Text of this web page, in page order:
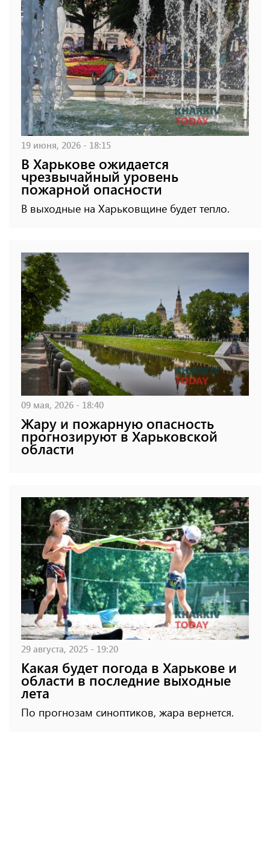
19 июня, 2026 - 18:15
В Харькове ожидается
чрезвычайный уровень
пожарной опасности
В выходные на Харьковщине будет тепло.
09 мая, 2026 - 18:40
Жару и пожарную опасность
прогнозируют в Харьковской
области
29 августа, 2025 - 19:20
Какая будет погода в Харькове и
области в последние выходные
лета
По прогнозам синоптиков, жара вернется.